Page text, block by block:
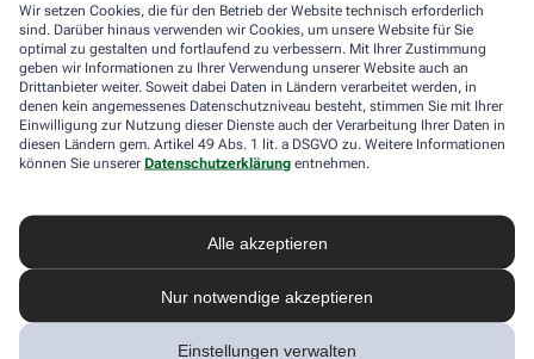
Wir setzen Cookies, die für den Betrieb der Website technisch erforderlich
sind. Darüber hinaus verwenden wir Cookies, um unsere Website für Sie
optimal zu gestalten und fortlaufend zu verbessern. Mit Ihrer Zustimmung
geben wir Informationen zu Ihrer Verwendung unserer Website auch an
Drittanbieter weiter. Soweit dabei Daten in Ländern verarbeitet werden, in
denen kein angemessenes Datenschutzniveau besteht, stimmen Sie mit Ihrer
Einwilligung zur Nutzung dieser Dienste auch der Verarbeitung Ihrer Daten in
diesen Ländern gem. Artikel 49 Abs. 1 lit. a DSGVO zu. Weitere Informationen
können Sie unserer Datenschutzerklärung entnehmen.
Alle akzeptieren
Nur notwendige akzeptieren
Einstellungen verwalten